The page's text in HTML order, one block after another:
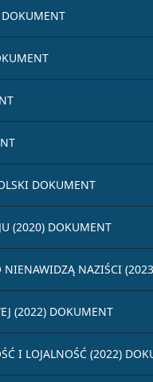
DOKUMENT
DOKUMENT
(2020) DOKUMENT
NIENAWIDZĄ NAZIŚCI
(2022) DOKUMENT
I LOJALNOŚĆ (2022)